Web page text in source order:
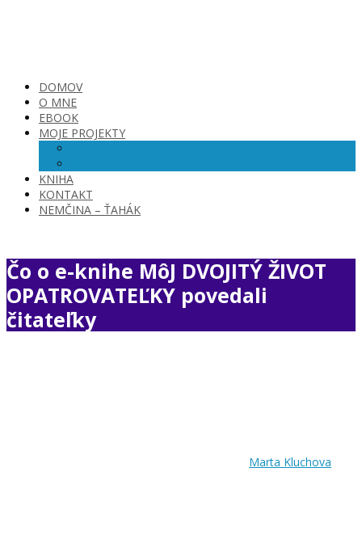
DOMOV
O MNE
EBOOK
MOJE PROJEKTY
KNIHA
KONTAKT
NEMČINA – ŤAHÁK
Čo o e-knihe MôJ DVOJITÝ ŽIVOT
OPATROVATEĽKY povedali
čitateľky
Marta Kluchova